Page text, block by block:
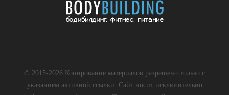
© 2015-2026 Копирование материалов разрешено только с
указанием активной ссылки. Сайт носит исключительно